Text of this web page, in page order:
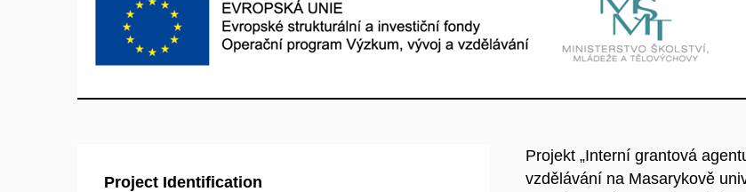
Project Identification
Projekt „Interní grantová
vzdělávání na Masarykově